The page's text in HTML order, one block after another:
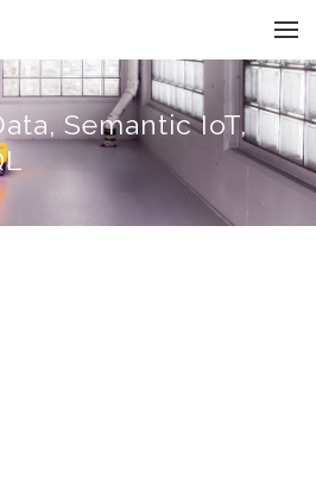
Semantic IoT,